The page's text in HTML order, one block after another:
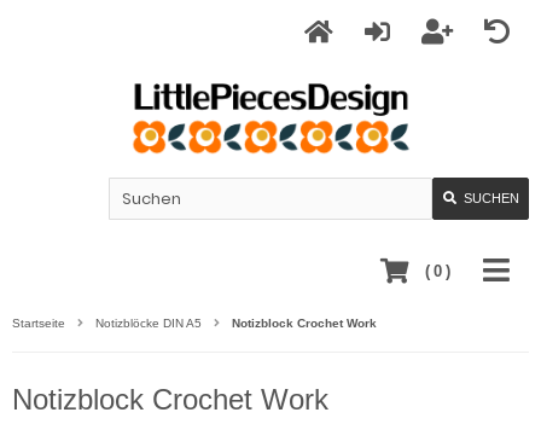
SUCHEN
( 0 )
Startseite Notizblöcke DIN A5 Notizblock Crochet Work
Notizblock Crochet Work